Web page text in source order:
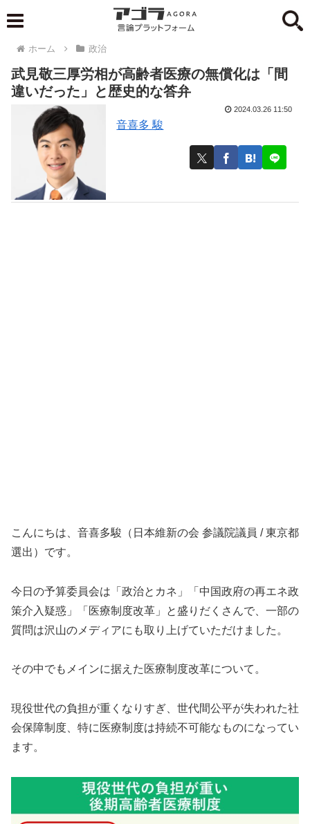
ホーム 政治
武見敬三厚労相が高齢者医療の無償化は「間
違いだった」と歴史的な答弁
音喜多 駿
2024.03.26 11:50
こんにちは、音喜多駿（日本維新の会 参議院議員 / 東京都
選出）です。
今日の予算委員会は「政治とカネ」「中国政府の再エネ政
策介入疑惑」「医療制度改革」と盛りだくさんで、一部の
質問は沢山のメディアにも取り上げていただけました。
その中でもメインに据えた医療制度改革について。
現役世代の負担が重くなりすぎ、世代間公平が失われた社
会保障制度、特に医療制度は持続不可能なものになってい
ます。